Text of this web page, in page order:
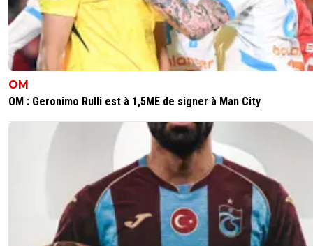
OM
OM : Geronimo Rulli est à 1,5ME de signer à Man City